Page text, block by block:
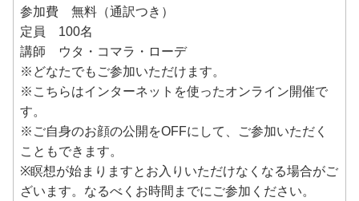
参加費 無料（通訳つき）
定員 100名
講師 ウタ・コマラ・ローデ
※どなたでもご参加いただけます。
※こちらはインターネットを使ったオンライン開催で
す。
※ご自身のお顔の公開をOFFにして、ご参加いただく
こともできます。
※瞑想が始まりますとお入りいただけなくなる場合がご
ざいます。なるべくお時間までにご参加ください。